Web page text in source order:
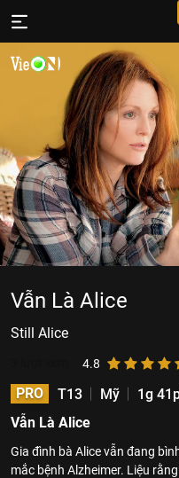
Vẫn Là Alice
Still Alice
4.8
PRO T13 Mỹ 1g
Vẫn Là Alice
Gia đình bà Alice vẫn đang
mắc bệnh Alzheimer. Liệu